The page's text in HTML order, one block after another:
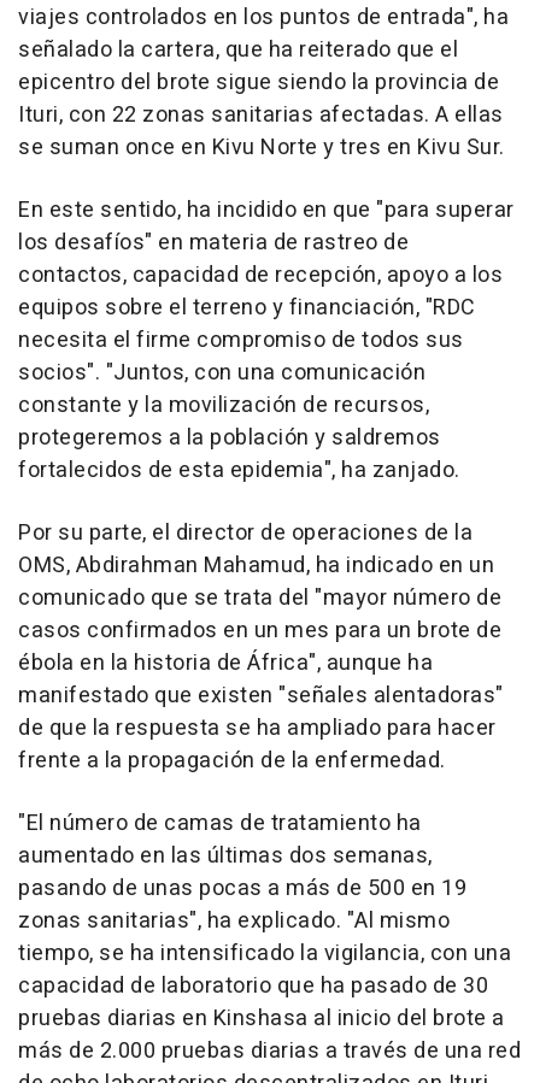
viajes controlados en los puntos de entrada", ha
señalado la cartera, que ha reiterado que el
epicentro del brote sigue siendo la provincia de
Ituri, con 22 zonas sanitarias afectadas. A ellas
se suman once en Kivu Norte y tres en Kivu Sur.
En este sentido, ha incidido en que "para superar
los desafíos" en materia de rastreo de
contactos, capacidad de recepción, apoyo a los
equipos sobre el terreno y financiación, "RDC
necesita el firme compromiso de todos sus
socios". "Juntos, con una comunicación
constante y la movilización de recursos,
protegeremos a la población y saldremos
fortalecidos de esta epidemia", ha zanjado.
Por su parte, el director de operaciones de la
OMS, Abdirahman Mahamud, ha indicado en un
comunicado que se trata del "mayor número de
casos confirmados en un mes para un brote de
ébola en la historia de África", aunque ha
manifestado que existen "señales alentadoras"
de que la respuesta se ha ampliado para hacer
frente a la propagación de la enfermedad.
"El número de camas de tratamiento ha
aumentado en las últimas dos semanas,
pasando de unas pocas a más de 500 en 19
zonas sanitarias", ha explicado. "Al mismo
tiempo, se ha intensificado la vigilancia, con una
capacidad de laboratorio que ha pasado de 30
pruebas diarias en Kinshasa al inicio del brote a
más de 2.000 pruebas diarias a través de una red